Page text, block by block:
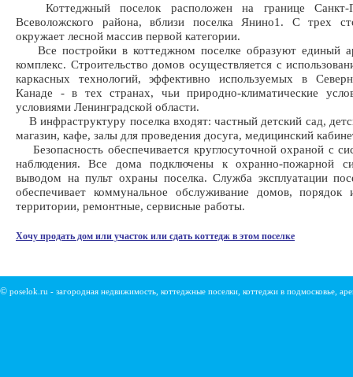
Коттеджный поселок расположен на границе Санкт-
Всеволожского района, вблизи поселка Янино1. С трех
окружает лесной массив первой категории.
Все постройки в коттеджном поселке образуют единый
комплекс. Строительство домов осуществляется с
каркасных технологий, эффективно используемых в
Канаде - в тех странах, чьи природно-климатические
условиями Ленинградской области.
В инфраструктуру поселка входят: частный детский сад,
магазин, кафе, залы для проведения досуга, медицинский
Безопасность обеспечивается круглосуточной охраной с
наблюдения. Все дома подключены к охранно-пожарной
выводом на пульт охраны поселка. Служба эксплуатации
обеспечивает коммунальное обслуживание домов,
территории, ремонтные, сервисные работы.
Хочу продать дом или участок или сдать коттедж в этом поселке
© poselok.ru - загородная недвижимость, коттеджные поселки, коттеджи в подмосковье,